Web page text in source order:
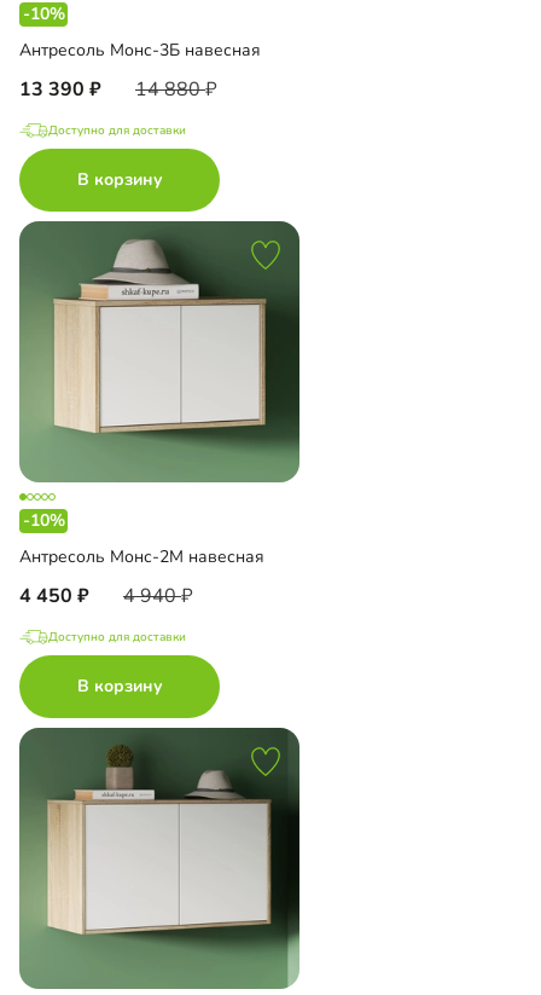
-10%
Антресоль Монс-3Б навесная
13 390 14 880
Доступно для доставки
В корзину
-10%
Антресоль Монс-2М навесная
4 450 4 940
Доступно для доставки
В корзину